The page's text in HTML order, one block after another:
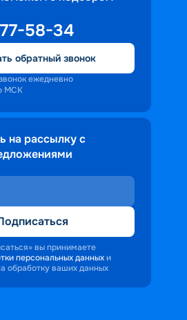
и заинтересованность
в каждом госте.
пассажиры
иную атмосферу,
к приключениям и
58-34
обратный звонок
ежедневно
МСК
на рассылку с
вы принимаете
персональных данных и
обработку ваших данных